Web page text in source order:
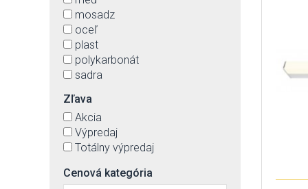
mosadz
oceľ
plast
polykarbonát
sadra
Zľava
Akcia
Výpredaj
Totálny výpredaj
Cenová kategória